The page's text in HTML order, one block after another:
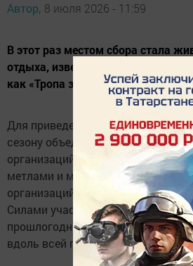
Автор, 8 июля 2026 - 11:59
В этот раз местом сбора стала
отдыха, известная жителям
как «Тропа здоровья».
Для приведения территории в
сезону объединились
организаций городка.
метлами и мешками для мусора,
организаций и предприятий
Силами участников была
прошлогодней листвы, сухостоя
вдоль всей прогулочной зоны.